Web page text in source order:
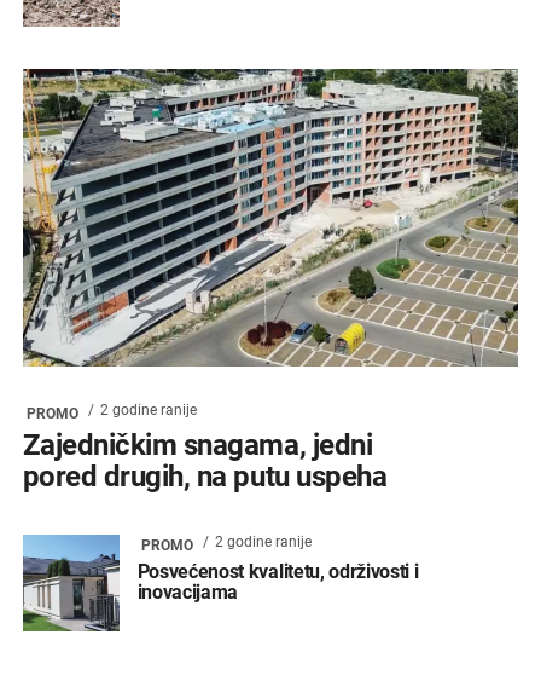
PROMO 2 godine ranije
Zajedničkim snagama, jedni
pored drugih, na putu uspeha
PROMO 2 godine ranije
Posvećenost kvalitetu, održivosti i
inovacijama